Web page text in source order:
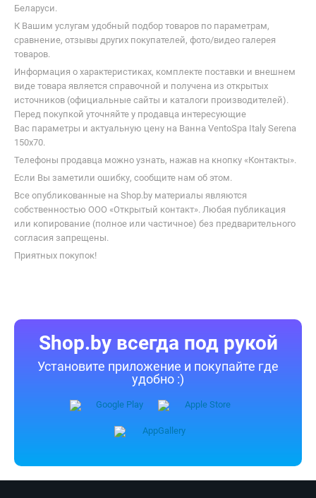
Беларуси.
К Вашим услугам удобный подбор товаров по параметрам,
сравнение, отзывы других покупателей, фото/видео галерея
товаров.
Информация о характеристиках, комплекте поставки и внешнем
виде товара является справочной и получена из открытых
источников (официальные сайты и каталоги производителей).
Перед покупкой уточняйте у продавца интересующие
Вас параметры и актуальную цену на Ванна VentoSpa Italy Serena
150х70.
Телефоны продавца можно узнать, нажав на кнопку «Контакты».
Если Вы заметили ошибку, сообщите нам об этом.
Все опубликованные на Shop.by материалы являются
собственностью ООО «Открытый контакт». Любая публикация
или копирование (полное или частичное) без предварительного
согласия запрещены.
Приятных покупок!
Shop.by всегда под рукой
Установите приложение и покупайте где
удобно :)